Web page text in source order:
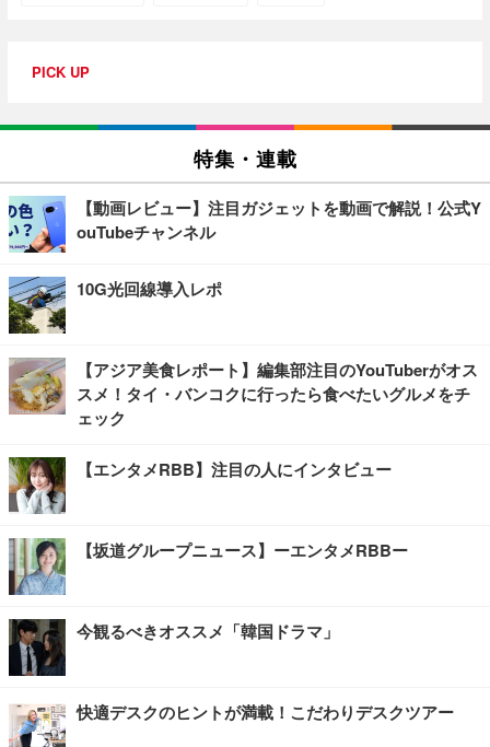
PICK UP
特集・連載
【動画レビュー】注目ガジェットを動画で解説！公式Y
ouTubeチャンネル
10G光回線導入レポ
【アジア美食レポート】編集部注目のYouTuberがオス
スメ！タイ・バンコクに行ったら食べたいグルメをチ
ェック
【エンタメRBB】注目の人にインタビュー
【坂道グループニュース】ーエンタメRBBー
今観るべきオススメ「韓国ドラマ」
快適デスクのヒントが満載！こだわりデスクツアー